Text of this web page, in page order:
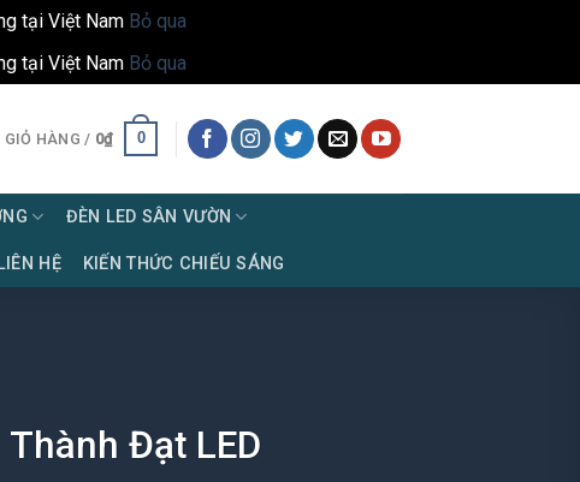
tại Việt Nam Bỏ qua
tại Việt Nam Bỏ qua
GIỎ HÀNG / 0₫ 0
ĐÈN LED SÂN VƯỜN
LIÊN HỆ KIẾN THỨC CHIẾU SÁNG
Đạt LED